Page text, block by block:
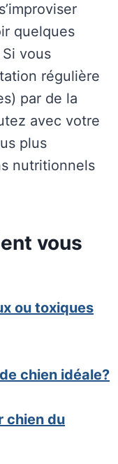
quelques
vous
régulière
par de la
avec votre
plus
nutritionnels
vous
ou toxiques
chien idéale?
chien du